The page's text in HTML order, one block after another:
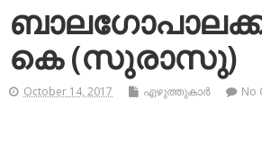
കെ (സുരാസു)
October 14, 2017 എഴുത്തുകാര്‍ No